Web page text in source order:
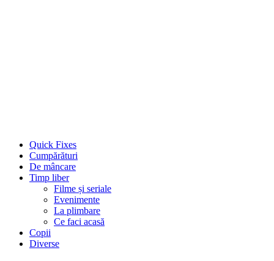
Quick Fixes
Cumpărături
De mâncare
Timp liber
Filme și seriale
Evenimente
La plimbare
Ce faci acasă
Copii
Diverse